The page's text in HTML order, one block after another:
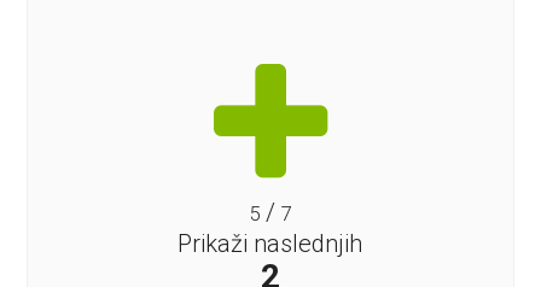
5/ 7
Prikaži naslednjih
2